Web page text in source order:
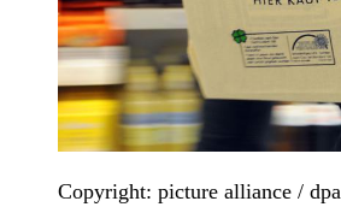
Copyright: picture alliance / dpa